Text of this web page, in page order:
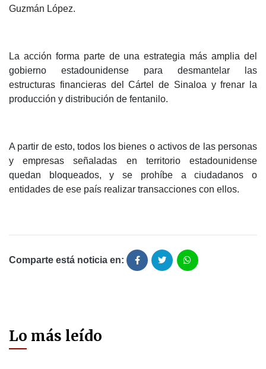
Guzmán López.
La acción forma parte de una estrategia más amplia del
gobierno estadounidense para desmantelar las
estructuras financieras del Cártel de Sinaloa y frenar la
producción y distribución de fentanilo.
A partir de esto, todos los bienes o activos de las personas
y empresas señaladas en territorio estadounidense
quedan bloqueados, y se prohíbe a ciudadanos o
entidades de ese país realizar transacciones con ellos.
Comparte está noticia en:
Lo más leído